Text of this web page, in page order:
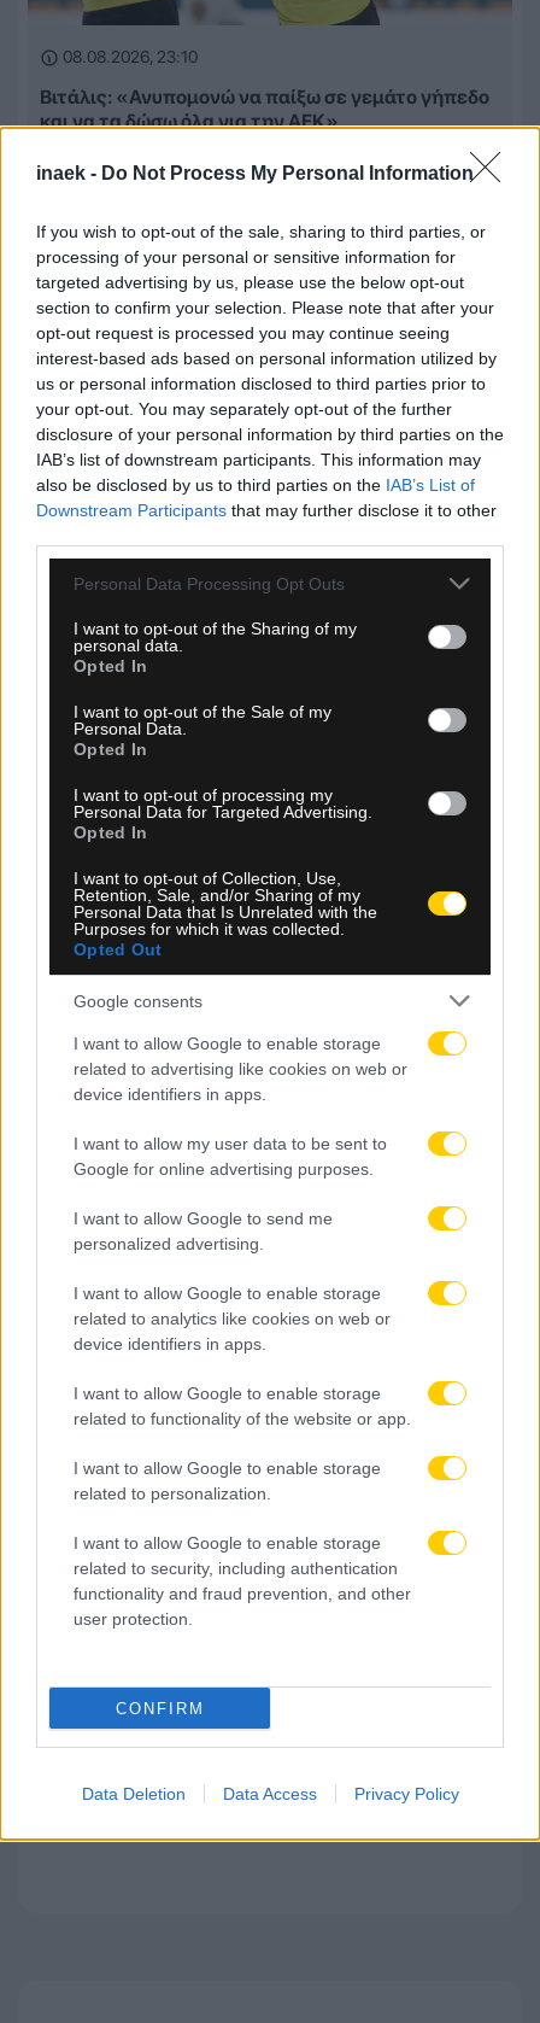
inaek - Do Not Process My Personal Information
If you wish to opt-out of the sale, sharing to third parties, or
processing of your personal or sensitive information for
targeted advertising by us, please use the below opt-out
section to confirm your selection. Please note that after your
opt-out request is processed you may continue seeing
interest-based ads based on personal information utilized by
us or personal information disclosed to third parties prior to
your opt-out. You may separately opt-out of the further
disclosure of your personal information by third parties on the
IAB’s list of downstream participants. This information may
also be disclosed by us to third parties on the IAB’s List of
Downstream Participants that may further disclose it to other
Please note that this website/app uses one or more Google
not limited to your visit or usage behaviour. You may click to
grant or deny consent to Google and its third-party tags to
use your data for below specified purposes in below Google
consent section.
Personal Data Processing Opt Outs
I want to opt-out of the Sharing of my
personal data.
Opted In
I want to opt-out of the Sale of my
Personal Data.
Opted In
I want to opt-out of processing my
Personal Data for Targeted Advertising.
Opted In
I want to opt-out of Collection, Use,
Retention, Sale, and/or Sharing of my
Personal Data that Is Unrelated with the
Purposes for which it was collected.
Opted Out
Google consents
I want to allow Google to enable storage
related to advertising like cookies on web or
device identifiers in apps.
I want to allow my user data to be sent to
Google for online advertising purposes.
I want to allow Google to send me
personalized advertising.
I want to allow Google to enable storage
related to analytics like cookies on web or
device identifiers in apps.
I want to allow Google to enable storage
related to functionality of the website or app.
I want to allow Google to enable storage
related to personalization.
I want to allow Google to enable storage
related to security, including authentication
functionality and fraud prevention, and other
user protection.
CONFIRM
Data Deletion Data Access Privacy Policy
08.08.2026, 23:10
Βιτάλις: «Ανυπομονώ να παίξω σε γεμάτο γήπεδο
και να τα δώσω όλα για την ΑΕΚ»
08.08.2026, 22:45
Μόρας: «Εύχομαι τα καλύτερα στην ΑΕΚ, χτίζουμε
08.08.2026, 22:29
Νίκολιτς: «Τώρα ξεκινά η δράση – Με αυτή την
ομάδα θα πάμε σε Super Cup και Champions
League»